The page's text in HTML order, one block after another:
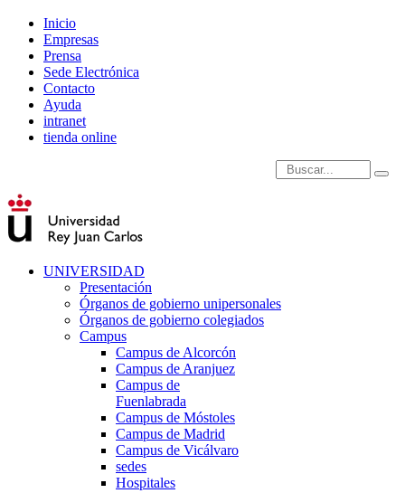
Inicio
Empresas
Prensa
Sede Electrónica
Contacto
Ayuda
intranet
tienda online
Introduce términos de
UNIVERSIDAD
Presentación
Órganos de gobierno unipersonales
Órganos de gobierno colegiados
Campus
Campus de Alcorcón
Campus de Aranjuez
Campus de
Fuenlabrada
Campus de Móstoles
Campus de Madrid
Campus de Vicálvaro
sedes
Hospitales